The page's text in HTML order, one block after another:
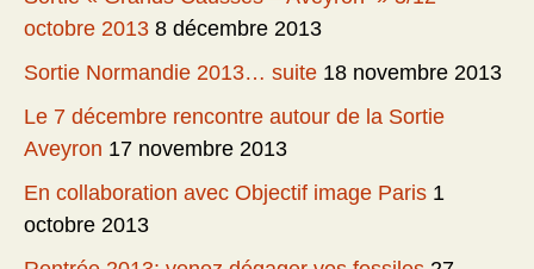
octobre 2013 8 décembre 2013
Sortie Normandie 2013… suite 18 novembre 2013
Le 7 décembre rencontre autour de la Sortie
Aveyron 17 novembre 2013
En collaboration avec Objectif image Paris 1
octobre 2013